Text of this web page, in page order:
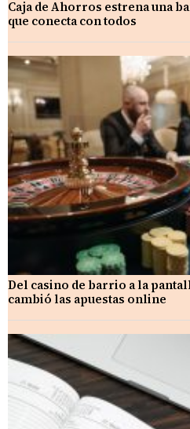
Caja de Ahorros estrena una
que conecta con todos
Del casino de barrio a la
cambió las apuestas online